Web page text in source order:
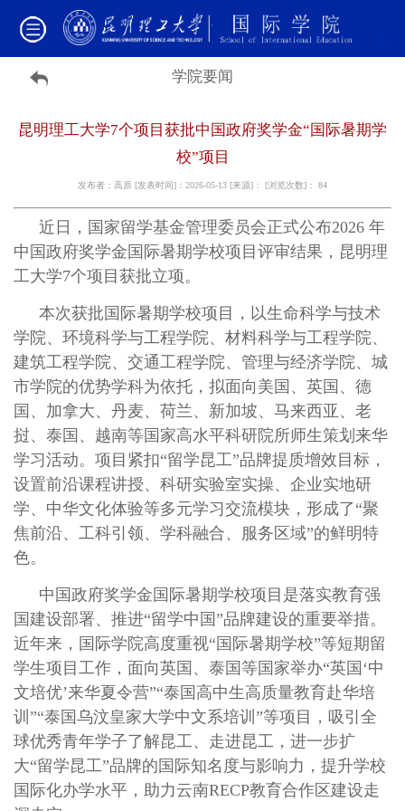
学院要闻
昆明理工大学7个项目获批中国政府奖学金“国际暑期学
校”项目
发布者：高原 [发表时间]：2026-05-13 [来源]： [浏览次数]： 84
近日，国家留学基金管理委员会正式公布2026 年
中国政府奖学金国际暑期学校项目评审结果，昆明理
工大学7个项目获批立项。
本次获批国际暑期学校项目，以生命科学与技术
学院、环境科学与工程学院、材料科学与工程学院、
建筑工程学院、交通工程学院、管理与经济学院、城
市学院的优势学科为依托，拟面向美国、英国、德
国、加拿大、丹麦、荷兰、新加坡、马来西亚、老
挝、泰国、越南等国家高水平科研院所师生策划来华
学习活动。项目紧扣“留学昆工”品牌提质增效目标，
设置前沿课程讲授、科研实验室实操、企业实地研
学、中华文化体验等多元学习交流模块，形成了“聚
焦前沿、工科引领、学科融合、服务区域”的鲜明特
色。
中国政府奖学金国际暑期学校项目是落实教育强
国建设部署、推进“留学中国”品牌建设的重要举措。
近年来，国际学院高度重视“国际暑期学校”等短期留
学生项目工作，面向英国、泰国等国家举办“英国‘中
文培优’来华夏令营”“泰国高中生高质量教育赴华培
训”“泰国乌汶皇家大学中文系培训”等项目，吸引全
球优秀青年学子了解昆工、走进昆工，进一步扩
大“留学昆工”品牌的国际知名度与影响力，提升学校
国际化办学水平，助力云南RECP教育合作区建设走